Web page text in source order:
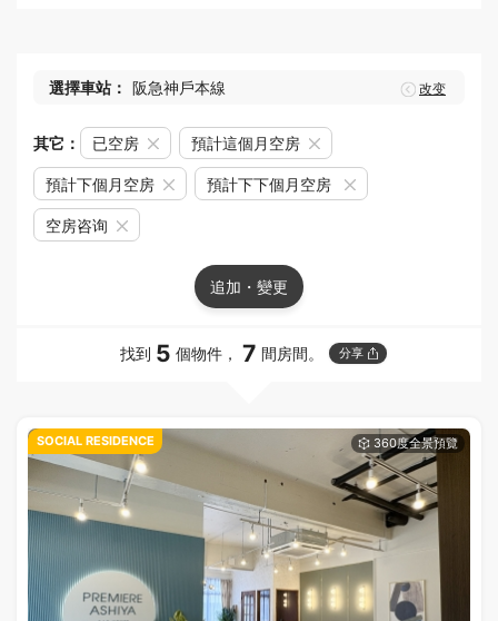
選擇車站： 阪急神戶本線 改变
其它： 已空房 預計這個月空房
預計下個月空房 預計下下個月空房
空房咨询
追加・變更
找到 5 個物件， 7 間房間。 分享
SOCIAL RESIDENCE